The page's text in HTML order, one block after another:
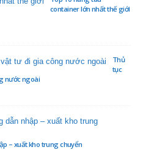
container lớn nhất thế giới
Thủ
tục
nước ngoài
– xuất kho trung chuyển